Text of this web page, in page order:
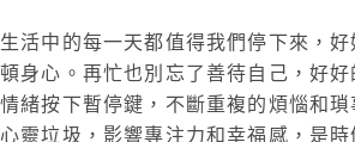
生活中的每一天都值得我們停下來，
頓身心。再忙也別忘了善待自己，好
情緒按下暫停鍵，不斷重複的煩惱和
心靈垃圾，影響專注力和幸福感，是時